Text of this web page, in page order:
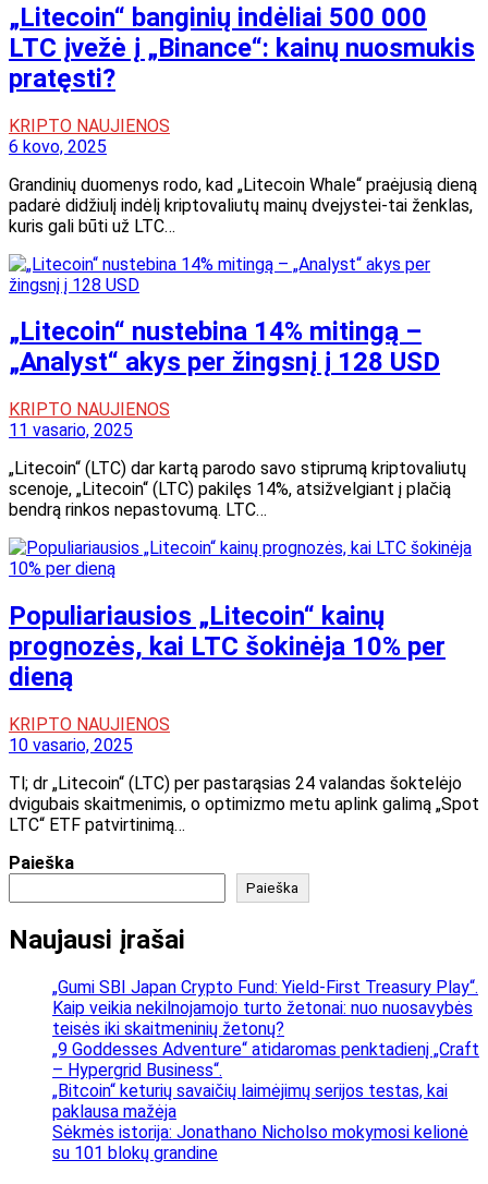
„Litecoin“ banginių indėliai 500 000
LTC įvežė į „Binance“: kainų nuosmukis
pratęsti?
KRIPTO NAUJIENOS
6 kovo, 2025
Grandinių duomenys rodo, kad „Litecoin Whale“ praėjusią dieną
padarė didžiulį indėlį kriptovaliutų mainų dvejystei-tai ženklas,
kuris gali būti už LTC…
„Litecoin“ nustebina 14% mitingą –
„Analyst“ akys per žingsnį į 128 USD
KRIPTO NAUJIENOS
11 vasario, 2025
„Litecoin“ (LTC) dar kartą parodo savo stiprumą kriptovaliutų
scenoje, „Litecoin“ (LTC) pakilęs 14%, atsižvelgiant į plačią
bendrą rinkos nepastovumą. LTC…
Populiariausios „Litecoin“ kainų
prognozės, kai LTC šokinėja 10% per
dieną
KRIPTO NAUJIENOS
10 vasario, 2025
Tl; dr „Litecoin“ (LTC) per pastarąsias 24 valandas šoktelėjo
dvigubais skaitmenimis, o optimizmo metu aplink galimą „Spot
LTC“ ETF patvirtinimą…
Paieška
Paieška
Naujausi įrašai
„Gumi SBI Japan Crypto Fund: Yield-First Treasury Play“.
Kaip veikia nekilnojamojo turto žetonai: nuo nuosavybės
teisės iki skaitmeninių žetonų?
„9 Goddesses Adventure“ atidaromas penktadienį „Craft
– Hypergrid Business“.
„Bitcoin“ keturių savaičių laimėjimų serijos testas, kai
paklausa mažėja
Sėkmės istorija: Jonathano Nicholso mokymosi kelionė
su 101 blokų grandine